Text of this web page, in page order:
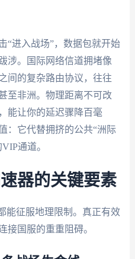
“进入战场”，数据包就开始
涉。国际网络信道拥堵像
间的复杂路由协议，往往
至非洲。物理距离不可改
能让你的延迟骤降百毫
：它代替拥挤的公共“洲际
通道。
器的关键要素
能征服地理限制。真正有效
接国服的重重阻碍。